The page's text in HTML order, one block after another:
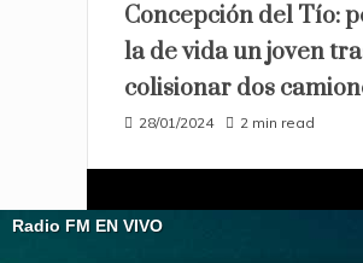
Concepción del Tío:
la de vida un joven
colisionar dos
28/01/2024 2 min read